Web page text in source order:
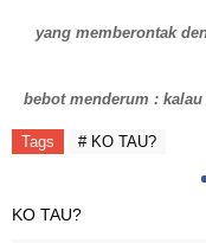
yang memberontak
bebot menderum :
Tags # KO TAU?
KO TAU?